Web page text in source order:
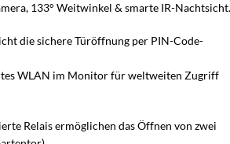
133° Weitwinkel & smarte IR-Nachtsicht.
die sichere Türöffnung per PIN-Code-
WLAN im Monitor für weltweiten Zugriff
Relais ermöglichen das Öffnen von zwei